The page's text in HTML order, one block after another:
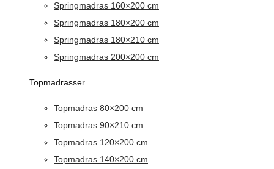
Springmadras 160×200 cm
Springmadras 180×200 cm
Springmadras 180×210 cm
Springmadras 200×200 cm
Topmadrasser
Topmadras 80×200 cm
Topmadras 90×210 cm
Topmadras 120×200 cm
Topmadras 140×200 cm